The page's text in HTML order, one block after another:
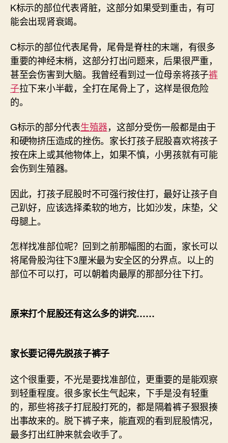
K标示的部位代表肾脏，这部分如果受到重击，有可
能会出现肾衰竭。
C标示的部位代表尾骨，尾骨是脊柱的末端，有很多
重要的神经末梢，这部分打出问题来，后果很严重，
甚至会伤害到大脑。我曾经看到过一位母亲将孩子裤
子拉下来小半截，全打在尾骨上了，这样是很危险
的。
G标示的部分代表生殖器，这部分受伤一般都是由于
和硬物挤压造成的挫伤。家长打孩子屁股喜欢将孩子
按在床上或其他物体上，如果不慎，小男孩就有可能
会伤到生殖器。
因此，打孩子屁股时不可强行按住打，最好让孩子自
己趴好，应该选择柔软的地方，比如沙发，床垫，父
母腿上。
怎样找准部位呢？回到之前那幅图的右面，家长可以
将尾骨股沟往下3厘米最为安全区的分界点。以上的
部位不可以打，可以朝着肉最厚的那部分往下打。
原来打个屁股还有这么多的讲究……
家长要记得先脱孩子裤子
这个很重要，不光是要找准部位，更重要的是能观察
到轻重程度。很多家长生气起来，下手是没有轻重
的，那些将孩子打屁股打死的，都是隔着裤子狠狠揍
出事故来的。脱下裤子来，能直观的看到屁股情况，
最多打出红肿来就会收手了。